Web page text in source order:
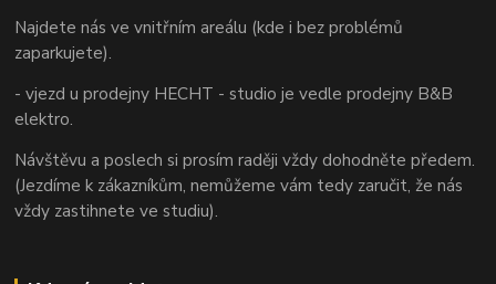
Najdete nás ve vnitřním areálu (kde i bez problémů
zaparkujete).
- vjezd u prodejny HECHT - studio je vedle prodejny B&B
elektro.
Návštěvu a poslech si prosím raději vždy dohodněte předem.
(Jezdíme k zákazníkům, nemůžeme vám tedy zaručit, že nás
vždy zastihnete ve studiu).